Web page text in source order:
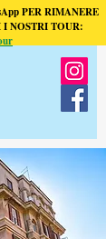
PER RIMANERE
I NOSTRI TOUR: